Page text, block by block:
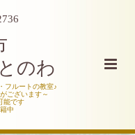
のわ
フルートの教室♪
ございます～
能です
中